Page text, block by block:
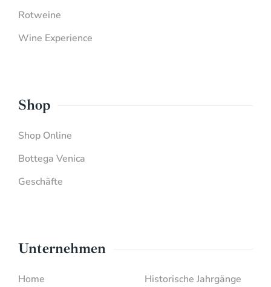
Rotweine
Wine Experience
Shop
Shop Online
Bottega Venica
Geschäfte
Unternehmen
Home
Historische Jahrgänge